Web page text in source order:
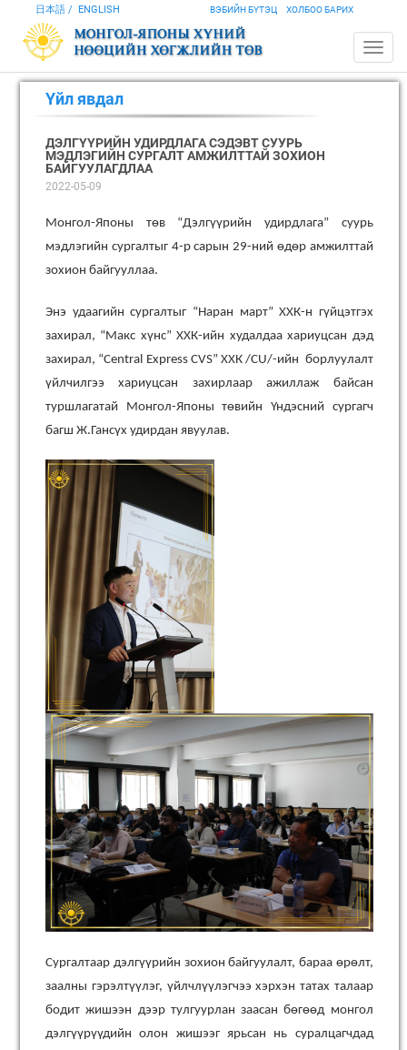
ВЭБИЙН БҮТЭЦ ХОЛБОО БАРИХ
日本語 ENGLISH
Үйл явдал
ДЭЛГҮҮРИЙН УДИРДЛАГА СЭДЭВТ СУУРЬ
МЭДЛЭГИЙН СУРГАЛТ АМЖИЛТТАЙ ЗОХИОН
БАЙГУУЛАГДЛАА
2022-05-09
Монгол-Японы төв “Дэлгүүрийн удирдлага” суурь
мэдлэгийн сургалтыг 4-р сарын 29-ний өдөр амжилттай
зохион байгууллаа.
Энэ удаагийн сургалтыг “Наран март” ХХК-н гүйцэтгэх
захирал, “Макс хүнс” ХХК-ийн худалдаа хариуцсан дэд
захирал, “Central Express CVS” ХХК /CU/-ийн борлуулалт
үйлчилгээ хариуцсан захирлаар ажиллаж байсан
туршлагатай Монгол-Японы төвийн Үндэсний сургагч
багш Ж.Гансүх удирдан явуулав.
Сургалтаар дэлгүүрийн зохион байгуулалт, бараа өрөлт,
заалны гэрэлтүүлэг, үйлчлүүлэгчээ хэрхэн татах талаар
бодит жишээн дээр тулгуурлан заасан бөгөөд монгол
дэлгүүрүүдийн олон жишээг ярьсан нь суралцагчдад